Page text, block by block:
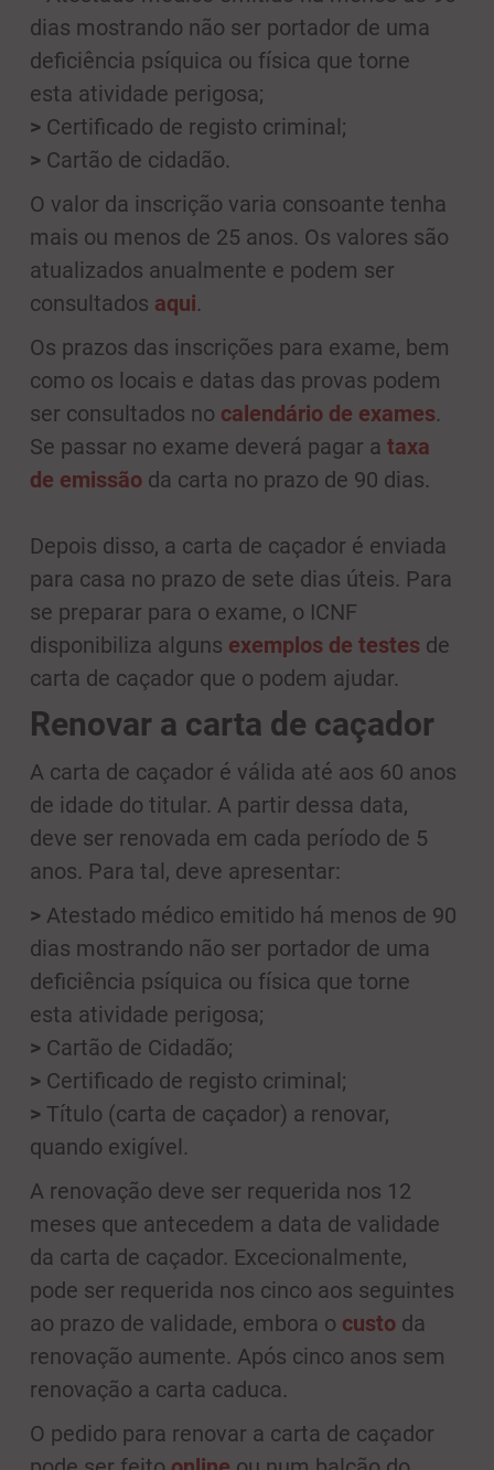
dias mostrando não ser portador de uma
deficiência psíquica ou física que torne
esta atividade perigosa;
> Certificado de registo criminal;
> Cartão de cidadão.
O valor da inscrição varia consoante tenha
mais ou menos de 25 anos. Os valores são
atualizados anualmente e podem ser
consultados aqui.
Os prazos das inscrições para exame, bem
como os locais e datas das provas podem
ser consultados no calendário de exames.
Se passar no exame deverá pagar a taxa
de emissão da carta no prazo de 90 dias.
Depois disso, a carta de caçador é enviada
para casa no prazo de sete dias úteis. Para
se preparar para o exame, o ICNF
disponibiliza alguns exemplos de testes de
carta de caçador que o podem ajudar.
Renovar a carta de caçador
A carta de caçador é válida até aos 60 anos
de idade do titular. A partir dessa data,
deve ser renovada em cada período de 5
anos. Para tal, deve apresentar:
> Atestado médico emitido há menos de 90
dias mostrando não ser portador de uma
deficiência psíquica ou física que torne
esta atividade perigosa;
> Cartão de Cidadão;
> Certificado de registo criminal;
> Título (carta de caçador) a renovar,
quando exigível.
A renovação deve ser requerida nos 12
meses que antecedem a data de validade
da carta de caçador. Excecionalmente,
pode ser requerida nos cinco aos seguintes
ao prazo de validade, embora o custo da
renovação aumente. Após cinco anos sem
renovação a carta caduca.
O pedido para renovar a carta de caçador